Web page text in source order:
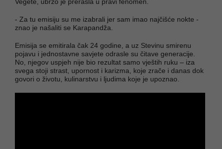
- Za tu emisiju su me izabrali jer sam imao najčišće nokte -
znao je našaliti se Karapandža.
Emisija se emitirala čak 24 godine, a uz Stevinu smirenu
pojavu i jednostavne savjete odrasle su čitave generacije.
No, njegov uspjeh nije bio rezultat samo vještih ruku – iza
svega stoji strast, upornost i karizma, koje zrače i danas dok
govori o životu, kulinarstvu i ljudima koje je upoznao.